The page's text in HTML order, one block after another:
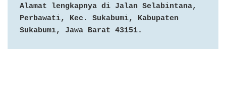
Alamat lengkapnya di Jalan Selabintana,
Perbawati, Kec. Sukabumi, Kabupaten
Sukabumi, Jawa Barat 43151.